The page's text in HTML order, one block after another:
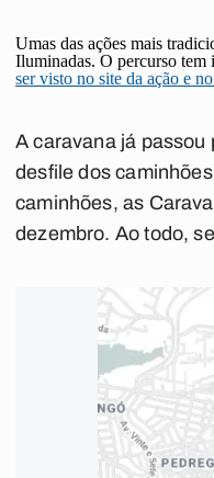
Umas das ações mais
Iluminadas. O percurso tem
ser visto no site da ação e
A caravana já passou
desfile dos
caminhões, as
dezembro. Ao todo,